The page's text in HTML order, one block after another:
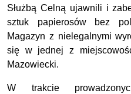
Służbą Celną ujawnili i
sztuk papierosów bez
Magazyn z nielegalnymi
się w jednejz
Mazowiecki.
W trakcie